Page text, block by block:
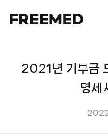
2021년 기부금
명세